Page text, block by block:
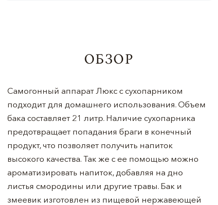
ОБЗОР
Самогонный аппарат Люкс с сухопарником
подходит для домашнего использования. Объем
бака составляет 21 литр. Наличие сухопарника
предотвращает попадания браги в конечный
продукт, что позволяет получить напиток
высокого качества. Так же с ее помощью можно
ароматизировать напиток, добавляя на дно
листья смородины или другие травы. Бак и
змеевик изготовлен из пищевой нержавеющей